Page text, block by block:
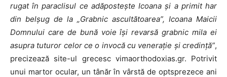
rugat în paraclisul ce adăpostește Icoana și a primit har
din belșug de la „Grabnic ascultătoarea”, Icoana Maicii
Domnului care de bună voie își revarsă grabnic mila ei
asupra tuturor celor ce o invocă cu venerație și credință”,
precizează site-ul grecesc vimaorthodoxias.gr. Potrivit
unui martor ocular, un tânăr în vârstă de optsprezece ani